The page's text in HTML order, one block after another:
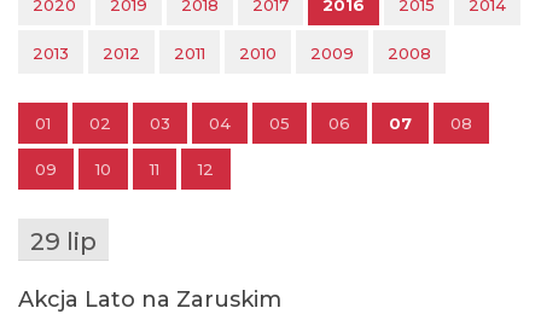
2020 2019 2018 2017 2016 2015 2014
2013 2012 2011 2010 2009 2008
01 02 03 04 05 06 07 08
09 10 11 12
29 lip
Akcja Lato na Zaruskim